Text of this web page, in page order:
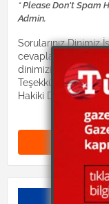
* Please Don't Spam
Admin.
Sorularınız Dinimiz
Teşekkürler.
Hakiki Dinimiz site